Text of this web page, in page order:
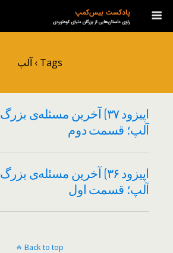
Tags › آلپ
اپیزود ۳۷) آخرین مسئله‌ی بزرگ
آلپ؛ قسمت دوم
اپیزود ۳۶) آخرین مسئله‌ی بزرگ
آلپ؛ قسمت اول
Back to top